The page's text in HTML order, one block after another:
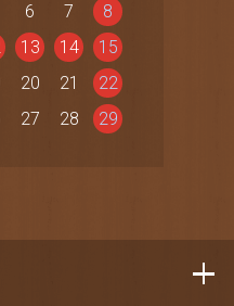
6 7
8
13 14
15
20 21
22
27 28
29